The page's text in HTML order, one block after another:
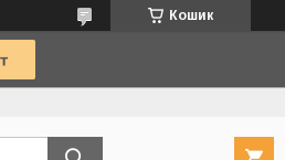
Кошик